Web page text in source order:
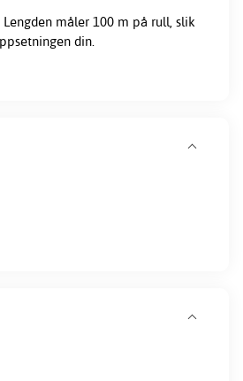
måler 100 m på rull, slik
din.